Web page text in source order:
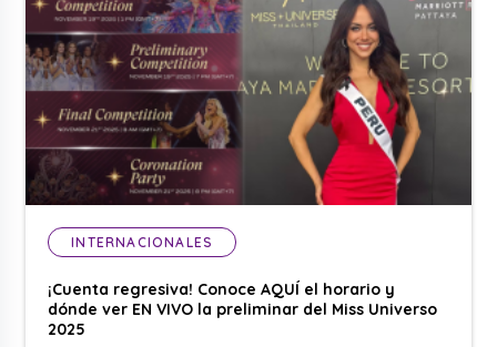
INTERNACIONALES
¡Cuenta regresiva! Conoce AQUÍ el horario y
dónde ver EN VIVO la preliminar del Miss Universo
2025